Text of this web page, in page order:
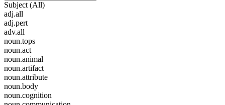
Subject (All)
adj.all
adj.pert
adv.all
noun.tops
noun.act
noun.animal
noun.artifact
noun.attribute
noun.body
noun.cognition